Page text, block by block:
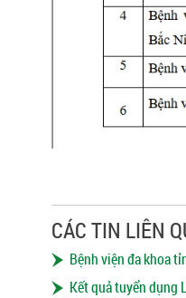
CÁC TIN LIÊN
Bệnh viện đa khoa
Kết quả tuyển dụng